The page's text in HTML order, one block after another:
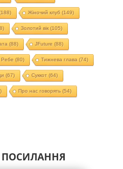
Жіночий клуб (149)
Золотий вік(105)
(88) JFuture (88)
Ребе (80) Тижнева глава (74)
(67) Суккот (64)
Про нас говорять (54)
ПОСИЛАННЯ